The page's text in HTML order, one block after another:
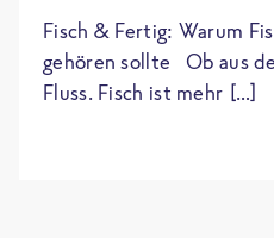
Fisch & Fertig: Warum
gehören sollte Ob aus
Fluss. Fisch ist mehr […]